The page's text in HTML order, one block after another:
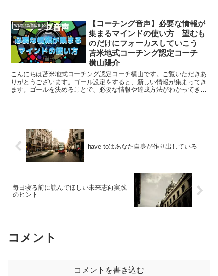
want to/have to
【コーチング音声】必要な情報が
集まるマインドの使い方 望むも
のだけにフォーカスしていこう
苫米地式コーチング認定コーチ
横山陽介
こんにちは苫米地式コーチング認定コーチ横山です。ご覧いただきあ
りがとうございます。ゴール設定をすると、新しい情報が集まってき
ます。ゴールを決めることで、必要な情報や達成方法がわかってきま
have toはあなた自身が作り出している
毎日寝る前に読んでほしい未来志向実践
のヒント
コメント
コメントを書き込む